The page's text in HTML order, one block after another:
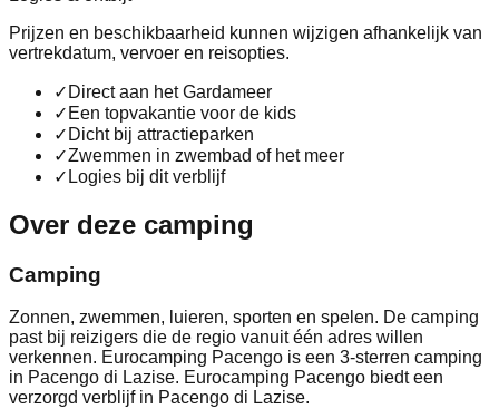
Prijzen en beschikbaarheid kunnen wijzigen afhankelijk van
vertrekdatum, vervoer en reisopties.
✓ Direct aan het Gardameer
✓ Een topvakantie voor de kids
✓ Dicht bij attractieparken
✓Zwemmen in zwembad of het meer
✓ Logies bij dit verblijf
Over deze camping
Camping
Zonnen, zwemmen, luieren, sporten en spelen. De camping
past bij reizigers die de regio vanuit één adres willen
verkennen. Eurocamping Pacengo is een 3-sterren camping
in Pacengo di Lazise. Eurocamping Pacengo biedt een
verzorgd verblijf in Pacengo di Lazise.